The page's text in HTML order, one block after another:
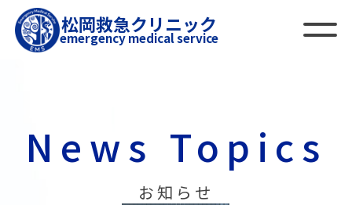
松岡救急クリニック
emergency medical service
News Topics
お知らせ